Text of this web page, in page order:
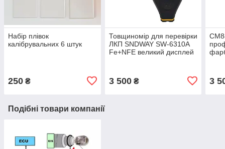
Набір плівок
калібрувальних 6 штук
250 ₴
Товщиномір для перевірки
ЛКП SNDWAY SW-6310A
Fe+NFE великий дисплей
3 500₴ 3
Подібні товари компанії